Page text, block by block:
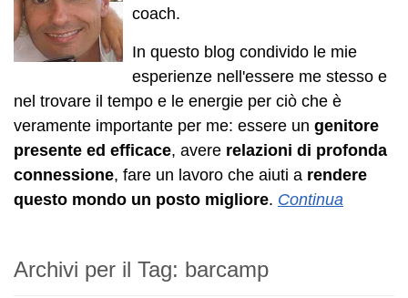
coach.
In questo blog condivido le mie
esperienze nell'essere me stesso e
nel trovare il tempo e le energie per ciò che è
veramente importante per me: essere un genitore
presente ed efficace, avere relazioni di profonda
connessione, fare un lavoro che aiuti a rendere
questo mondo un posto migliore. Continua
Archivi per il Tag: barcamp